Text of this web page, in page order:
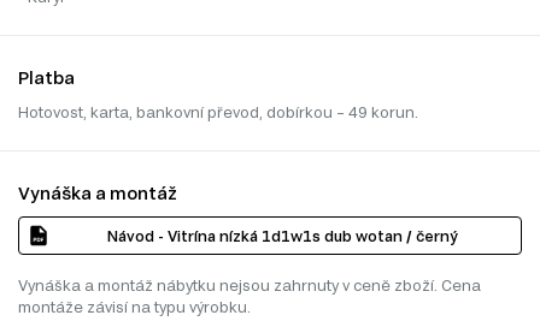
Platba
Hotovost, karta, bankovní převod, dobírkou – 49 korun.
Vynáška a montáž
Návod - Vitrína nízká 1d1w1s dub wotan / černý
Vynáška a montáž nábytku nejsou zahrnuty v ceně zboží. Cena
montáže závisí na typu výrobku.